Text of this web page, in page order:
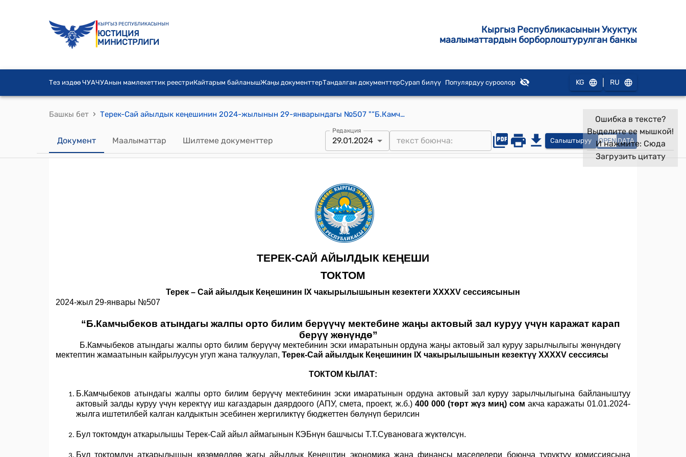
КЫРГЫЗ РЕСПУБЛИКАСЫНЫН
ЮСТИЦИЯ
МИНИСТРЛИГИ
Кыргыз Республикасынын Укуктук
маалыматтардын борборлоштурулган банкы
Тез издөө ЧУАЧУАнын мамлекеттик реестриКайтарым байланышЖаңы документтерТандалган документтерСурап билүү Популярдуу суроолор KG RU
Башкы бет › Терек-Сай айылдык кеңешинин 2024-жылынын 29-январындагы №507 "“Б.Камчыбеков атындагы жалпы орто билим берүүчү мектебине жаңы актовый зал куруу үчүн каражат карап берүү жөнүндө” токтому
Документ Маалыматтар Шилтеме документтер
Редакция
29.01.2024 Салыштыруу OPEN DATA
Ошибка в тексте?
Выделите ее мышкой!
И нажмите: Сюда
Загрузить цитату